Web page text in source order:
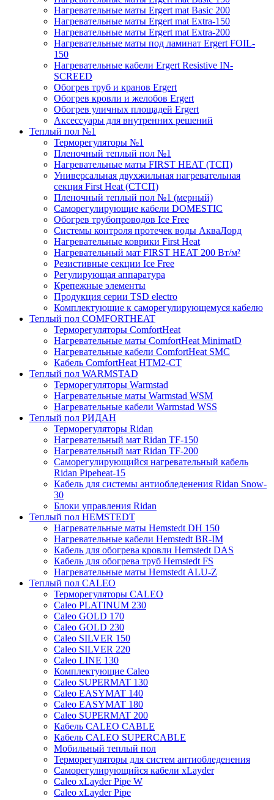
Нагревательные маты Ergert mat Basic 200
Нагревательные маты Ergert mat Extra-150
Нагревательные маты Ergert mat Extra-200
Нагревательные маты под ламинат Ergert FOIL-
150
Нагревательные кабели Ergert Resistive IN-
SCREED
Обогрев труб и кранов Ergert
Обогрев кровли и желобов Ergert
Обогрев уличных площадей Ergert
Аксессуары для внутренних решений
Теплый пол №1
Терморегуляторы №1
Пленочный теплый пол №1
Нагревательные маты FIRST HEAT (ТСП)
Универсальная двухжильная нагревательная
секция First Heat (СТСП)
Пленочный теплый пол №1 (мерный)
Саморегулирующие кабели DOMESTIC
Обогрев трубопроводов Ice Free
Системы контроля протечек воды АкваЛорд
Нагревательные коврики First Heat
Нагревательный мат FIRST HEAT 200 Вт/м²
Резистивные секции Ice Free
Регулирующая аппаратура
Крепежные элементы
Продукция серии TSD electro
Комплектующие к саморегулирующемуся кабелю
Теплый пол COMFORTHEAT
Терморегуляторы ComfortHeat
Нагревательные маты ComfortHeat MinimatD
Нагревательные кабели ComfortHeat SMC
Кабель ComfortHeat HTM2-CT
Теплый пол WARMSTAD
Терморегуляторы Warmstad
Нагревательные маты Warmstad WSM
Нагревательные кабели Warmstad WSS
Теплый пол РИДАН
Терморегуляторы Ridan
Нагревательный мат Ridan TF-150
Нагревательный мат Ridan TF-200
Саморегулирующийся нагревательный кабель
Ridan Pipeheat-15
Кабель для системы антиобледенения Ridan Snow-
30
Блоки управления Ridan
Теплый пол HEMSTEDT
Нагревательные маты Hemstedt DH 150
Нагревательные кабели Hemstedt BR-IM
Кабель для обогрева кровли Hemstedt DAS
Кабель для обогрева труб Hemstedt FS
Нагревательные маты Hemstedt ALU-Z
Теплый пол CALEO
Терморегуляторы CALEO
Caleo PLATINUM 230
Caleo GOLD 170
Caleo GOLD 230
Caleo SILVER 150
Caleo SILVER 220
Caleo LINE 130
Комплектующие Caleo
Caleo SUPERMAT 130
Caleo EASYMAT 140
Caleo EASYMAT 180
Caleo SUPERMAT 200
Кабель CALEO CABLE
Кабель CALEO SUPERCABLE
Мобильный теплый пол
Терморегуляторы для систем антиобледенения
Саморегулирующийся кабели xLayder
Caleo xLayder Pipe W
Caleo xLayder Pipe